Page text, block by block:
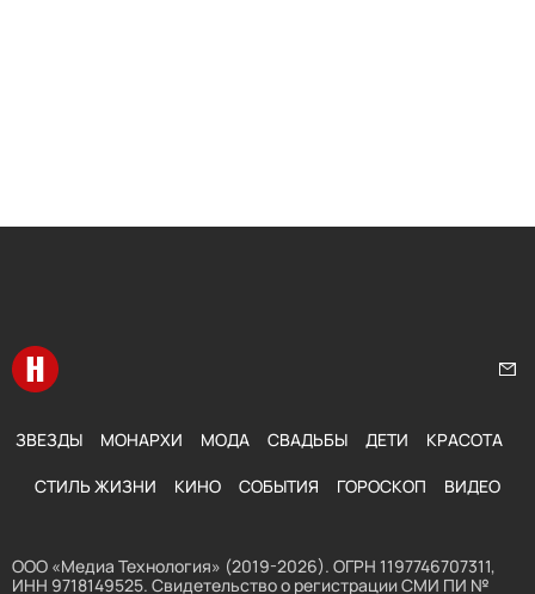
Перейти на главную
ЗВЕЗДЫ МОНАРХИ МОДА СВАДЬБЫ ДЕТИ КРАСОТА
СТИЛЬ ЖИЗНИ КИНО СОБЫТИЯ ГОРОСКОП ВИДЕО
ООО «Медиа Технология» (2019-2026). ОГРН 1197746707311,
ИНН 9718149525. Свидетельство о регистрации СМИ ПИ №